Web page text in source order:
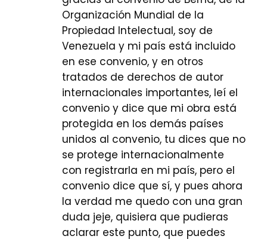
Organización Mundial de la
Propiedad Intelectual, soy de
Venezuela y mi país está incluido
en ese convenio, y en otros
tratados de derechos de autor
internacionales importantes, leí el
convenio y dice que mi obra está
protegida en los demás países
unidos al convenio, tu dices que no
se protege internacionalmente
con registrarla en mi país, pero el
convenio dice que sí, y pues ahora
la verdad me quedo con una gran
duda jeje, quisiera que pudieras
aclarar este punto, que puedes